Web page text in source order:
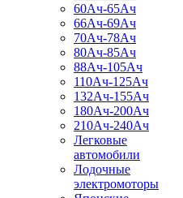
60Ач-65Ач
66Ач-69Ач
70Ач-78Ач
80Ач-85Ач
88Ач-105Ач
110Ач-125Ач
132Ач-155Ач
180Ач-200Ач
210Ач-240Ач
Легковые
автомобили
Лодочные
электромоторы